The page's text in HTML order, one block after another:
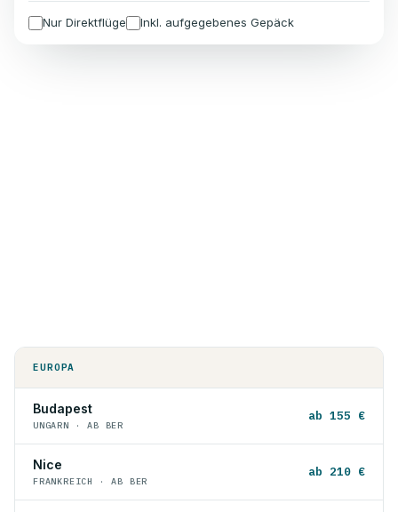
Nur Direktflüge Inkl. aufgegebenes Gepäck
EUROPA
Budapest
UNGARN · AB BER
ab 155 €
Nice
FRANKREICH · AB BER
ab 210 €